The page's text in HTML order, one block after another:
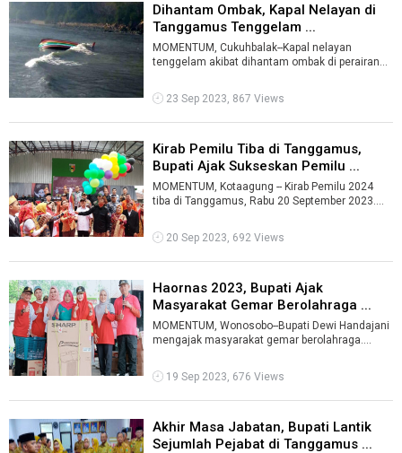
Dihantam Ombak, Kapal Nelayan di
Tanggamus Tenggelam ...
MOMENTUM, Cukuhbalak--Kapal nelayan
tenggelam akibat dihantam ombak di perairan
...
23 Sep 2023, 867 Views
Kirab Pemilu Tiba di Tanggamus,
Bupati Ajak Sukseskan Pemilu ...
MOMENTUM, Kotaagung -- Kirab Pemilu 2024
tiba di Tanggamus, Rabu 20 September 2023.
20 Sep 2023, 692 Views
Haornas 2023, Bupati Ajak
Masyarakat Gemar Berolahraga ...
MOMENTUM, Wonosobo--Bupati Dewi Handajani
mengajak masyarakat gemar berolahraga.
...
19 Sep 2023, 676 Views
Akhir Masa Jabatan, Bupati Lantik
Sejumlah Pejabat di Tanggamus ...